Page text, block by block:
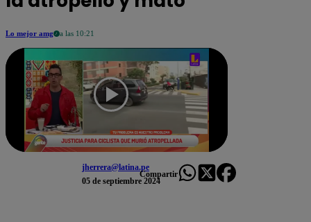
Lo mejor amg a las 10:21
jherrera@latina.pe
05 de septiembre 2024
Compartir